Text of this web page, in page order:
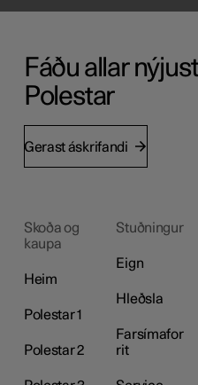
Fáðu allar
Polestar
Gerast áskrifandi
Skoða og
kaupa
Heim
Polestar 1
Polestar 2
Stuðningur
Eign
Hleðsla
Farsímafor
rit